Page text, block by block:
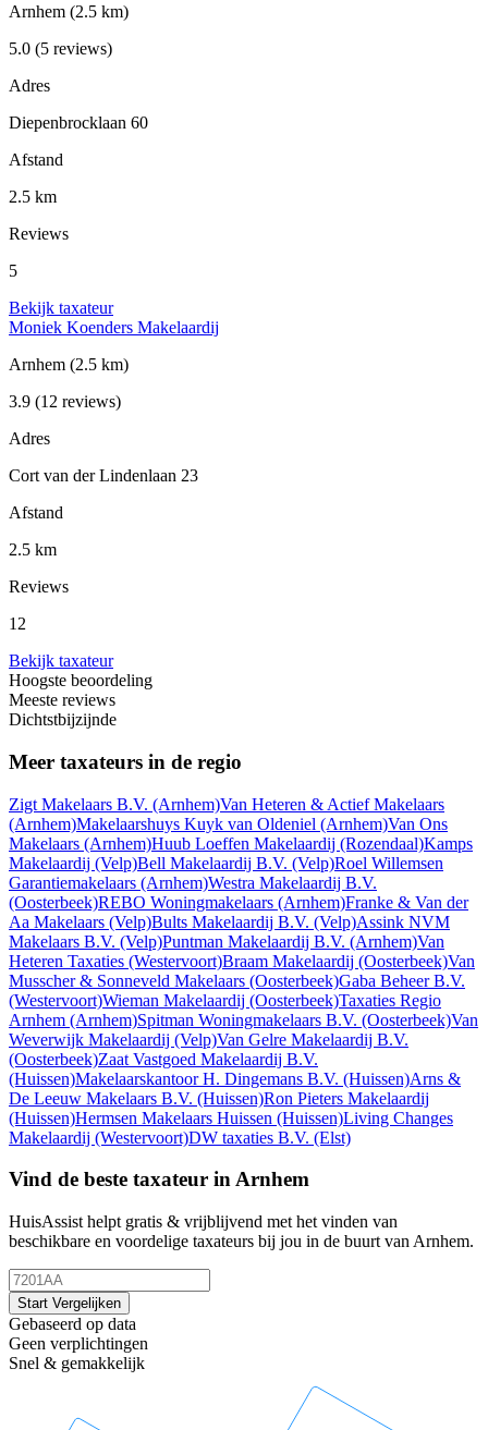
Arnhem (2.5 km)
5.0 (5 reviews)
Adres
Diepenbrocklaan 60
Afstand
2.5 km
Reviews
5
Bekijk taxateur
Moniek Koenders Makelaardij
Arnhem (2.5 km)
3.9 (12 reviews)
Adres
Cort van der Lindenlaan 23
Afstand
2.5 km
Reviews
12
Bekijk taxateur
Hoogste beoordeling
Meeste reviews
Dichtstbijzijnde
Meer taxateurs in de regio
Zigt Makelaars B.V. (Arnhem)Van Heteren & Actief Makelaars
(Arnhem)Makelaarshuys Kuyk van Oldeniel (Arnhem)Van Ons
Makelaars (Arnhem)Huub Loeffen Makelaardij (Rozendaal)Kamps
Makelaardij (Velp)Bell Makelaardij B.V. (Velp)Roel Willemsen
Garantiemakelaars (Arnhem)Westra Makelaardij B.V.
(Oosterbeek)REBO Woningmakelaars (Arnhem)Franke & Van der
Aa Makelaars (Velp)Bults Makelaardij B.V. (Velp)Assink NVM
Makelaars B.V. (Velp)Puntman Makelaardij B.V. (Arnhem)Van
Heteren Taxaties (Westervoort)Braam Makelaardij (Oosterbeek)Van
Musscher & Sonneveld Makelaars (Oosterbeek)Gaba Beheer B.V.
(Westervoort)Wieman Makelaardij (Oosterbeek)Taxaties Regio
Arnhem (Arnhem)Spitman Woningmakelaars B.V. (Oosterbeek)Van
Weverwijk Makelaardij (Velp)Van Gelre Makelaardij B.V.
(Oosterbeek)Zaat Vastgoed Makelaardij B.V.
(Huissen)Makelaarskantoor H. Dingemans B.V. (Huissen)Arns &
De Leeuw Makelaars B.V. (Huissen)Ron Pieters Makelaardij
(Huissen)Hermsen Makelaars Huissen (Huissen)Living Changes
Makelaardij (Westervoort)DW taxaties B.V. (Elst)
Vind de beste taxateur in Arnhem
HuisAssist helpt gratis & vrijblijvend met het vinden van
beschikbare en voordelige taxateurs bij jou in de buurt van Arnhem.
Start Vergelijken
Gebaseerd op data
Geen verplichtingen
Snel & gemakkelijk